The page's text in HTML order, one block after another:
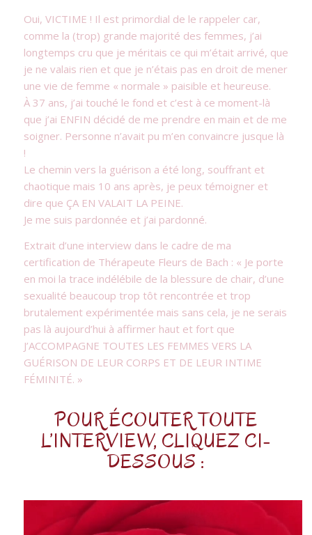
Oui, VICTIME ! Il est primordial de le rappeler car,
comme la (trop) grande majorité des femmes, j’ai
longtemps cru que je méritais ce qui m’était arrivé, que
je ne valais rien et que je n’étais pas en droit de mener
une vie de femme « normale » paisible et heureuse.
À 37 ans, j’ai touché le fond et c’est à ce moment-là
que j’ai ENFIN décidé de me prendre en main et de me
soigner. Personne n’avait pu m’en convaincre jusque là
!
Le chemin vers la guérison a été long, souffrant et
chaotique mais 10 ans après, je peux témoigner et
dire que ÇA EN VALAIT LA PEINE.
Je me suis pardonnée et j’ai pardonné.
Extrait d’une interview dans le cadre de ma
certification de Thérapeute Fleurs de Bach : « Je porte
en moi la trace indélébile de la blessure de chair, d’une
sexualité beaucoup trop tôt rencontrée et trop
brutalement expérimentée mais sans cela, je ne serais
pas là aujourd’hui à affirmer haut et fort que
J’ACCOMPAGNE TOUTES LES FEMMES VERS LA
GUÉRISON DE LEUR CORPS ET DE LEUR INTIME
FÉMINITÉ. »
POUR ÉCOUTER TOUTE
L’INTERVIEW, CLIQUEZ CI-
DESSOUS :